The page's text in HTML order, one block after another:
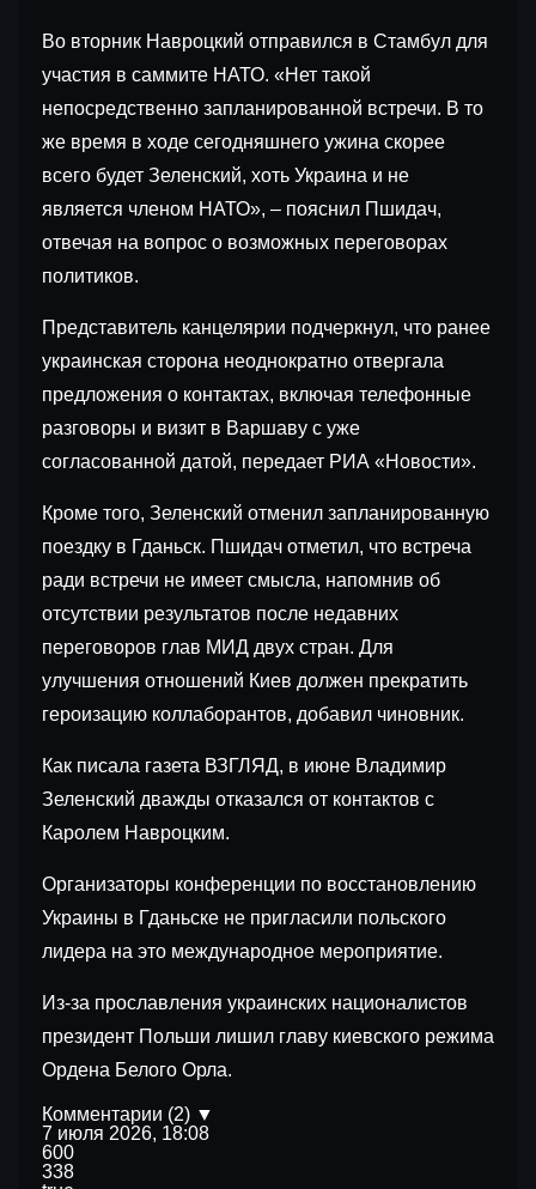
Во вторник Навроцкий отправился в Стамбул для
участия в саммите НАТО. «Нет такой
непосредственно запланированной встречи. В то
же время в ходе сегодняшнего ужина скорее
всего будет Зеленский, хоть Украина и не
является членом НАТО», – пояснил Пшидач,
отвечая на вопрос о возможных переговорах
политиков.
Представитель канцелярии подчеркнул, что ранее
украинская сторона неоднократно отвергала
предложения о контактах, включая телефонные
разговоры и визит в Варшаву с уже
согласованной датой, передает РИА «Новости».
Кроме того, Зеленский отменил запланированную
поездку в Гданьск. Пшидач отметил, что встреча
ради встречи не имеет смысла, напомнив об
отсутствии результатов после недавних
переговоров глав МИД двух стран. Для
улучшения отношений Киев должен прекратить
героизацию коллаборантов, добавил чиновник.
Как писала газета ВЗГЛЯД, в июне Владимир
Зеленский дважды отказался от контактов с
Каролем Навроцким.
Организаторы конференции по восстановлению
Украины в Гданьске не пригласили польского
лидера на это международное мероприятие.
Из-за прославления украинских националистов
президент Польши лишил главу киевского режима
Ордена Белого Орла.
Комментарии (2) ▼
7 июля 2026, 18:08
600
338